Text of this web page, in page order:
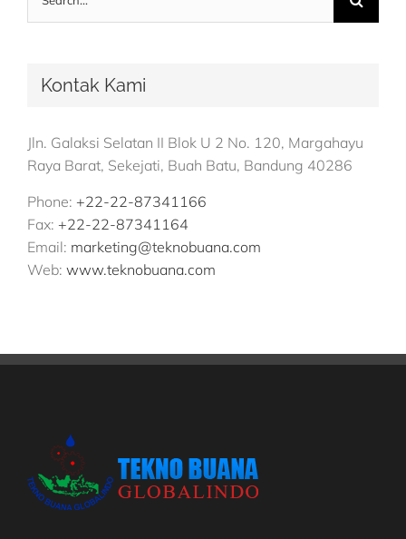
for:
Kontak Kami
Jln. Galaksi Selatan II Blok U 2 No. 120, Margahayu
Raya Barat, Sekejati, Buah Batu, Bandung 40286
Phone: +22-22-87341166
Fax: +22-22-87341164
Email: marketing@teknobuana.com
Web: www.teknobuana.com